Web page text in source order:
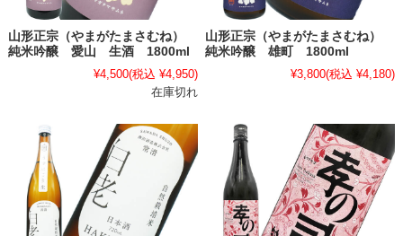
山形正宗（やまがたまさむね）
純米吟醸 愛山 生酒 1800ml
¥4,500(税込 ¥4,950)
在庫切れ
山形正宗（やまがたまさむね）
純米吟醸 雄町 1800ml
¥3,800(税込 ¥4,180)